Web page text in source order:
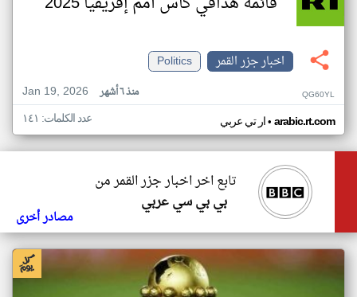
اخبار جزر القمر
Politics
Jan 19, 2026
منذ ٦ أشهر QG60YL
ار تي عربي• arabic.rt.com عدد الكلمات: ١٤١
تابع اخر اخبار جزر القمر من
بي بي سي عربي
مصادر أخرى